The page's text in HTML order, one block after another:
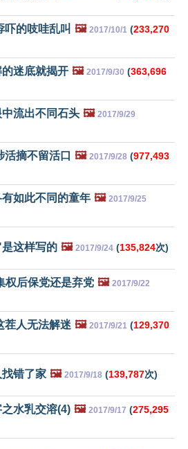
吓的吱哇乱叫 🖼️ 2017/10/1 (233,270
迷底就揭开 🖼️ 2017/9/30 (363,696
流出不同石头 🖼️ 2017/9/29
摘不留活口 🖼️ 2017/9/28 (977,493
如此不同的童年 🖼️ 2017/9/25
这样写的 🖼️ 2017/9/24 (135,824次)
权后保党还是弃党 🖼️ 2017/9/22
茬人无法解迷 🖼️ 2017/9/21 (129,370
错了家 🖼️ 2017/9/18 (139,787次)
水乳交溶(4) 🖼️ 2017/9/17 (275,295